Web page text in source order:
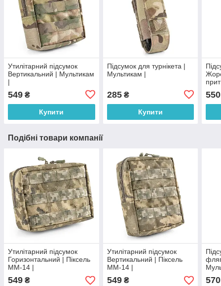
Утилітарний підсумок
Вертикальний | Мультикам
|
549 ₴
Купити
Підсумок для турнікета |
Мультикам |
285₴
Купити
550
Подібні товари компанії
Утилітарний підсумок
Горизонтальний | Піксель
ММ-14 |
549 ₴
Утилітарний підсумок
Вертикальний | Піксель
ММ-14 |
549₴ 570